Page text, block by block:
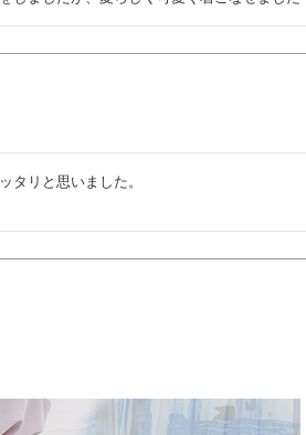
タリと思いました。